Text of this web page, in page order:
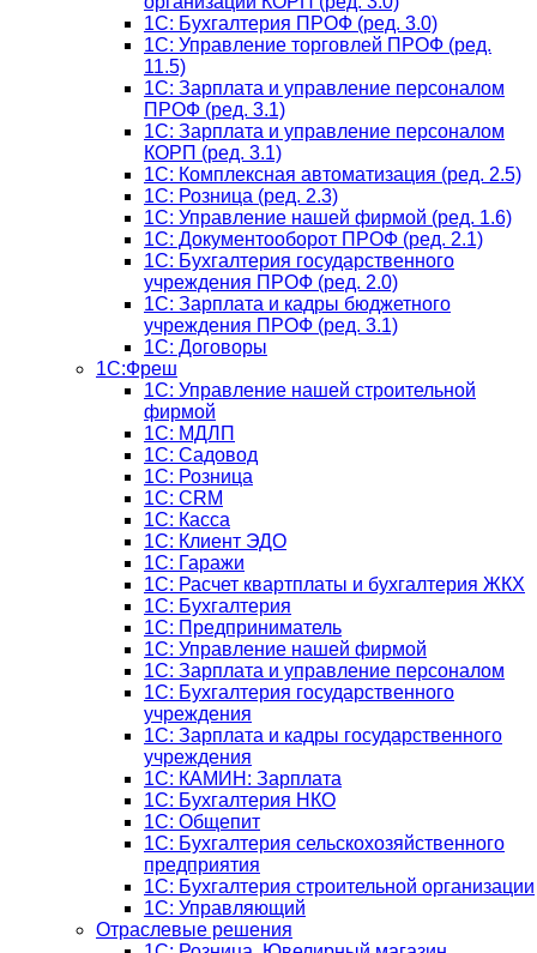
1C: Бухгалтерия ПРОФ (ред. 3.0)
1C: Управление торговлей ПРОФ (ред.
11.5)
1C: Зарплата и управление персоналом
ПРОФ (ред. 3.1)
1C: Зарплата и управление персоналом
КОРП (ред. 3.1)
1C: Комплексная автоматизация (ред. 2.5)
1С: Розница (ред. 2.3)
1С: Управление нашей фирмой (ред. 1.6)
1С: Документооборот ПРОФ (ред. 2.1)
1C: Бухгалтерия государственного
учреждения ПРОФ (ред. 2.0)
1C: Зарплата и кадры бюджетного
учреждения ПРОФ (ред. 3.1)
1С: Договоры
1С:Фреш
1С: Управление нашей строительной
фирмой
1С: МДЛП
1С: Садовод
1С: Розница
1C: CRM
1C: Касса
1С: Клиент ЭДО
1С: Гаражи
1C: Расчет квартплаты и бухгалтерия ЖКХ
1C: Бухгалтерия
1C: Предприниматель
1C: Управление нашей фирмой
1C: Зарплата и управление персоналом
1C: Бухгалтерия государственного
учреждения
1C: Зарплата и кадры государственного
учреждения
1C: КАМИН: Зарплата
1C: Бухгалтерия НКО
1С: Общепит
1С: Бухгалтерия сельскохозяйст­венного
предприятия
1С: Бухгалтерия строительной организации
1С: Управляющий
Отраслевые решения